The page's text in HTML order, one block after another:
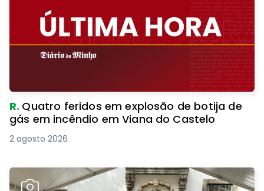
R. Quatro feridos em explosão de botija de
gás em incêndio em Viana do Castelo
2 agosto 2026